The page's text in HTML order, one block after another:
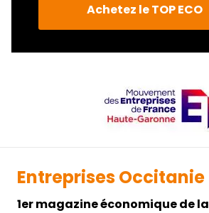
Achetez le TOP ECO
Entreprises Occitanie
1er magazine économique de